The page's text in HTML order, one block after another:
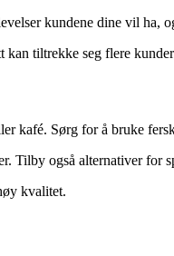
kundene dine vil ha,
tiltrekke seg flere
kafé. Sørg for å bruke
Tilby også alternativer for
kvalitet.